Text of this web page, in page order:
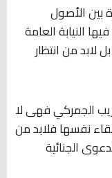
بين الأصول
النيابة العامة
لابد من انتظار
الجمركي فهى لا
نفسها فلابد من
الجنائية